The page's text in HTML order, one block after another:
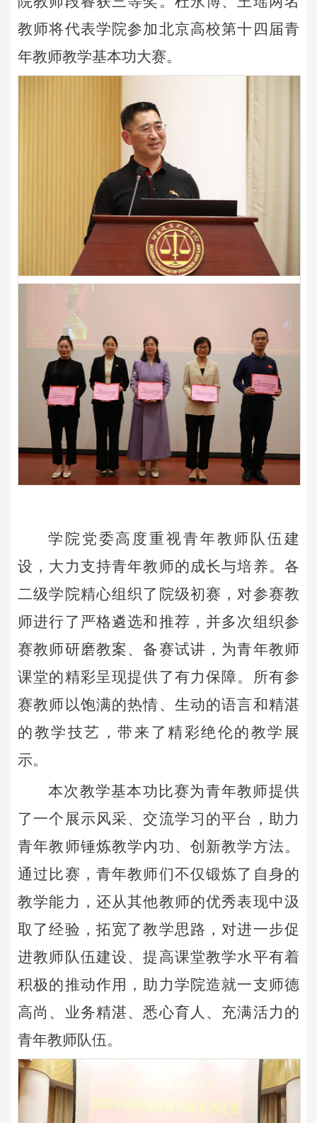
教师将代表学院参加北京高校第十四届青
年教师教学基本功大赛。
学院党委高度重视青年教师队伍建
设，大力支持青年教师的成长与培养。各
二级学院精心组织了院级初赛，对参赛教
师进行了严格遴选和推荐，并多次组织参
赛教师研磨教案、备赛试讲，为青年教师
课堂的精彩呈现提供了有力保障。所有参
赛教师以饱满的热情、生动的语言和精湛
的教学技艺，带来了精彩绝伦的教学展
示。
本次教学基本功比赛为青年教师提供
了一个展示风采、交流学习的平台，助力
青年教师锤炼教学内功、创新教学方法。
通过比赛，青年教师们不仅锻炼了自身的
教学能力，还从其他教师的优秀表现中汲
取了经验，拓宽了教学思路，对进一步促
进教师队伍建设、提高课堂教学水平有着
积极的推动作用，助力学院造就一支师德
高尚、业务精湛、悉心育人、充满活力的
青年教师队伍。